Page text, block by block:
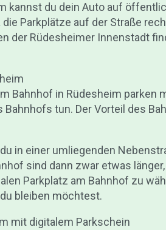
kannst du dein Auto auf
die Parkplätze auf der Straße
der Rüdesheimer Innenstadt
Bahnhof in Rüdesheim parken
Bahnhofs tun. Der Vorteil des
in einer umliegenden
sind dann zwar etwas
Parkplatz am Bahnhof zu
bleiben möchtest.
mit digitalem Parkschein